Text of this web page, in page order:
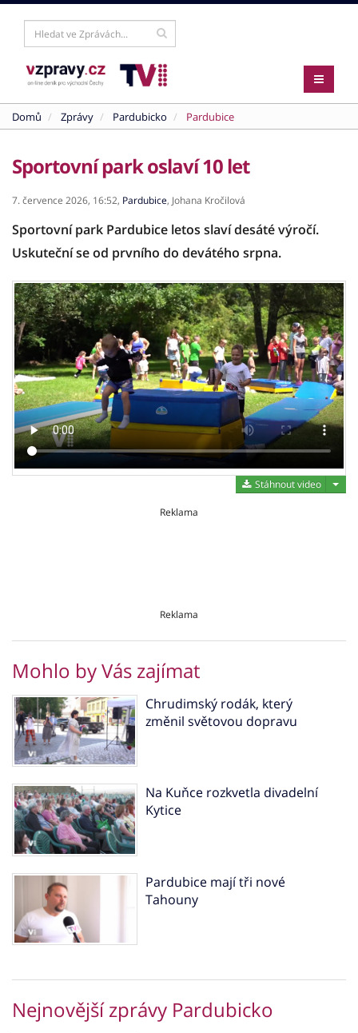
Domů Zprávy Pardubicko Pardubice
Sportovní park oslaví 10 let
7. července 2026, 16:52, Pardubice, Johana Kročilová
Sportovní park Pardubice letos slaví desáté výročí.
Uskuteční se od prvního do devátého srpna.
Stáhnout video
Reklama
Reklama
Mohlo by Vás zajímat
Chrudimský rodák, který
změnil světovou dopravu
Na Kuňce rozkvetla divadelní
Kytice
Pardubice mají tři nové
Tahouny
Nejnovější zprávy Pardubicko